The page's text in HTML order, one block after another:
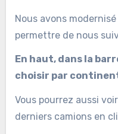
Nous avons
permettre de nous
En haut, dans la
choisir par
Vous pourrez aussi
derniers camions en